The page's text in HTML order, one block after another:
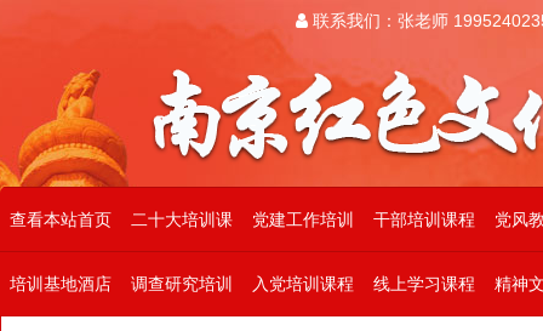
联系我们：张老师
查看本站首页 二十大培训课 党建工作培训 干部培训课程 党风
培训基地酒店 调查研究培训 入党培训课程 线上学习课程 精神